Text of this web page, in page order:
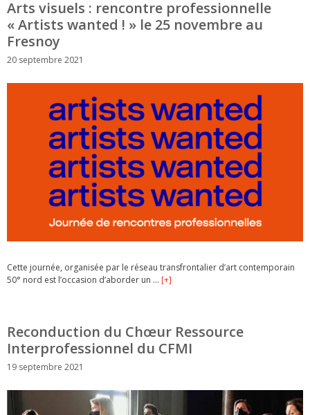
Arts visuels : rencontre professionnelle
« Artists wanted ! » le 25 novembre au
Fresnoy
20 septembre 2021
Cette journée, organisée par le réseau transfrontalier d’art contemporain
50° nord est l’occasion d’aborder un … [+]
Reconduction du Chœur Ressource
Interprofessionnel du CFMI
19 septembre 2021